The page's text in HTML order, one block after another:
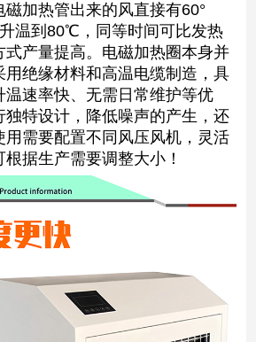
加热管出来的风直接有60°
温到80℃，同等时间可比发热
式产量提高。电磁加热圈本身并
用绝缘材料和高温电缆制造，具
温速率快、无需日常维护等优
独特设计，降低噪声的产生，还
用需要配置不同风压风机，灵活
据生产需要调整大小！